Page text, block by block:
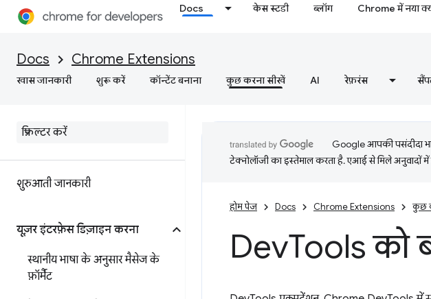
Docs केस स्टडी ब्लॉग Chrome में नया
Docs Chrome Extensions
खास जानकारी शुरू करें कॉन्टेंट बनाना कुछ करना सीखें AI रेफ़रंस
शुरुआती जानकारी
यूज़र इंटरफ़ेस डिज़ाइन करना
स्थानीय भाषा के अनुसार मैसेज के
फ़ॉर्मैट
Google आपकी पसंदीदा
टेक्नोलॉजी का इस्तेमाल करता है. एआई से मिले अनुवादों में
होम पेज Docs Chrome Extensions कुछ
DevTools को